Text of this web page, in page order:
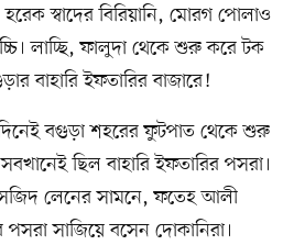
স্বাদের বিরিয়ানি, মোরগ পোলাও
লাচ্ছি, ফালুদা থেকে শুরু করে টক
বাহারি ইফতারির বাজারে!
বগুড়া শহরের ফুটপাত থেকে শুরু
ছিল বাহারি ইফতারির পসরা।
লেনের সামনে, ফতেহ আলী
সাজিয়ে বসেন দোকানিরা।